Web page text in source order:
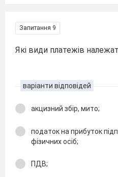
Запитання 9
Які види платежів
варіанти відповідей
акцизний збір, мито;
податок на прибуток
фі­зичних осіб;
ПДВ;